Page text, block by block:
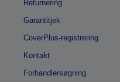
Returnering
Garantitjek
CoverPlus-registrering
Kontakt
Forhandlersøgning